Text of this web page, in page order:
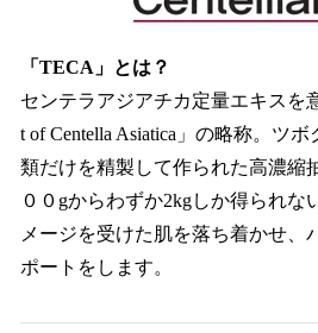
「TECA」とは？
センテラアジアチカ定量エキスを
t of Centella Asiatica」の略称。ツ
類だけを精製して作られた高濃縮
００gからわずか2kgしか得られな
メージを受けた肌を落ち着かせ、
ポートをします。